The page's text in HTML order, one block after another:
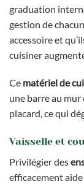
graduation
gestion de
accessoire et
cuisiner
Ce matériel de
une barre au mur
placard, ce qui
Vaisselle et
Privilégier des
efficacement